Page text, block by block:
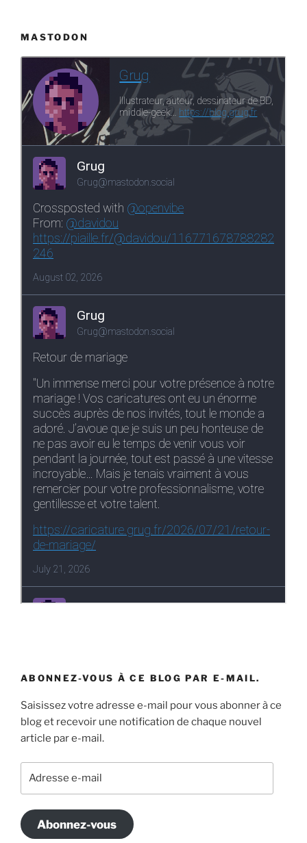
MASTODON
ABONNEZ-VOUS À CE BLOG PAR E-MAIL.
Saisissez votre adresse e-mail pour vous abonner à ce
blog et recevoir une notification de chaque nouvel
article par e-mail.
Abonnez-vous